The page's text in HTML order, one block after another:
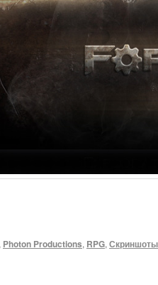
Photon Productions, RPG, Скриншоты